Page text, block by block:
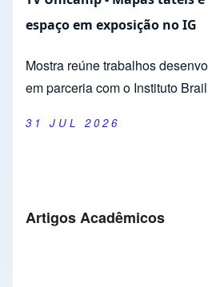
espaço em exposição no IG
Mostra reúne trabalhos
em parceria com o Instituto
31 JUL 2026
Artigos Acadêmicos